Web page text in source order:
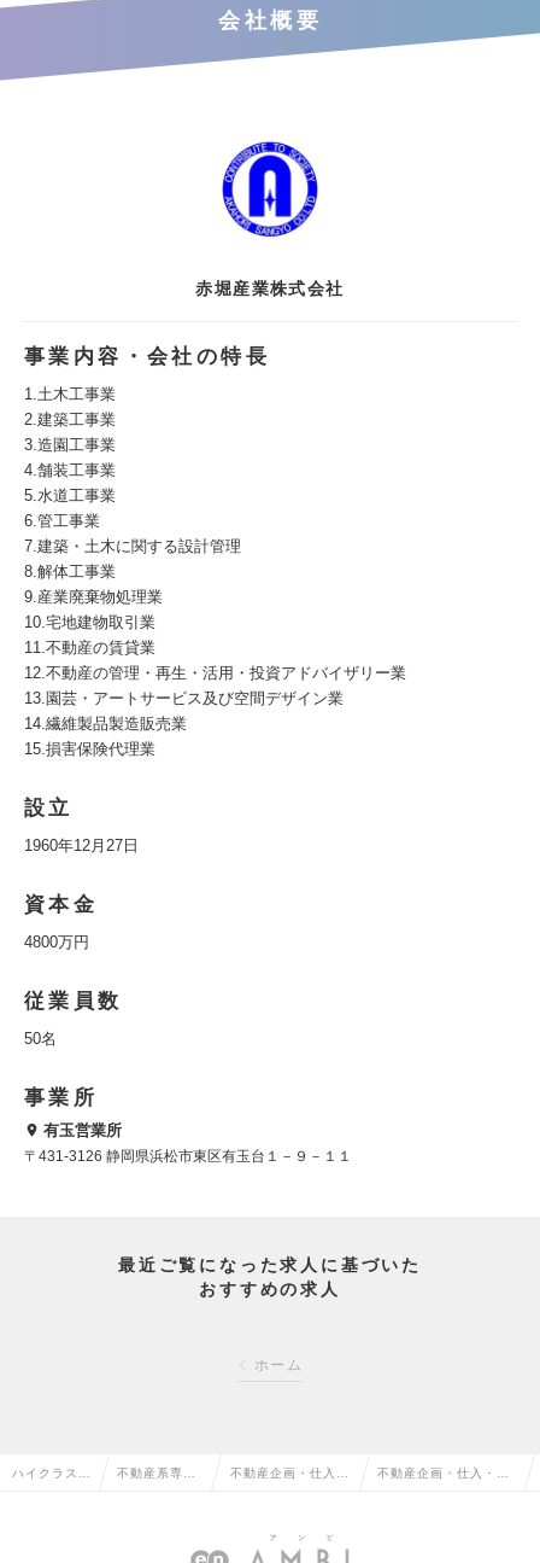
会社概要
赤堀産業株式会社
事業内容・会社の特長
1.土木工事業
2.建築工事業
3.造園工事業
4.舗装工事業
5.水道工事業
6.管工事業
7.建築・土木に関する設計管理
8.解体工事業
9.産業廃棄物処理業
10.宅地建物取引業
11.不動産の賃貸業
12.不動産の管理・再生・活用・投資アドバイザリー業
13.園芸・アートサービス及び空間デザイン業
14.繊維製品製造販売業
15.損害保険代理業
設立
1960年12月27日
資本金
4800万円
従業員数
50名
事業所
有玉営業所
〒431-3126 静岡県浜松市東区有玉台１－９－１１
最近ご覧になった求人に基づいた
おすすめの求人
ホーム
ハイクラス求 不動産系専門 不動産企画・仕入・ 不動産企画・仕入・開